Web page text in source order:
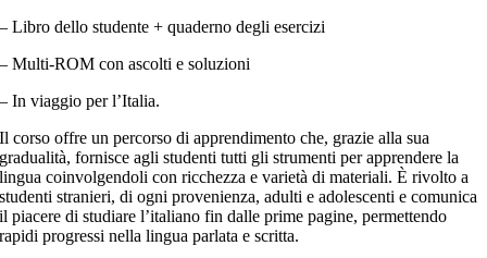
– Libro dello studente + quaderno degli esercizi
– Multi-ROM con ascolti e soluzioni
– In viaggio per l’Italia.
Il corso offre un percorso di apprendimento che, grazie alla sua
gradualità, fornisce agli studenti tutti gli strumenti per apprendere la
lingua coinvolgendoli con ricchezza e varietà di materiali. È rivolto a
studenti stranieri, di ogni provenienza, adulti e adolescenti e comunica
il piacere di studiare l’italiano fin dalle prime pagine, permettendo
rapidi progressi nella lingua parlata e scritta.